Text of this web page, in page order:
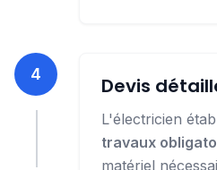
4 Devis
L'électricien
travaux
matériel